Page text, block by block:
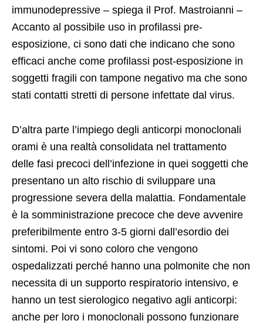
immunodepressive – spiega il Prof. Mastroianni –
Accanto al possibile uso in profilassi pre-
esposizione, ci sono dati che indicano che sono
efficaci anche come profilassi post-esposizione in
soggetti fragili con tampone negativo ma che sono
stati contatti stretti di persone infettate dal virus.
D’altra parte l’impiego degli anticorpi monoclonali
orami è una realtà consolidata nel trattamento
delle fasi precoci dell’infezione in quei soggetti che
presentano un alto rischio di sviluppare una
progressione severa della malattia. Fondamentale
è la somministrazione precoce che deve avvenire
preferibilmente entro 3-5 giorni dall’esordio dei
sintomi. Poi vi sono coloro che vengono
ospedalizzati perché hanno una polmonite che non
necessita di un supporto respiratorio intensivo, e
hanno un test sierologico negativo agli anticorpi:
anche per loro i monoclonali possono funzionare